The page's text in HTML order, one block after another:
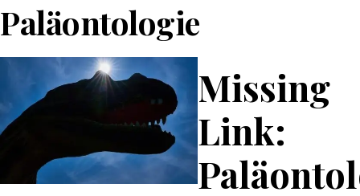
Paläontologie
Missing
Link: